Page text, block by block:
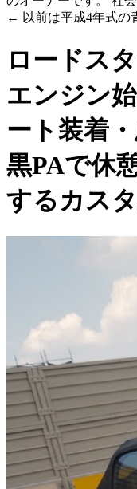
← 以前は平成4年式の
ロードス
エンジン
ート装着
黒PAで休
するカス